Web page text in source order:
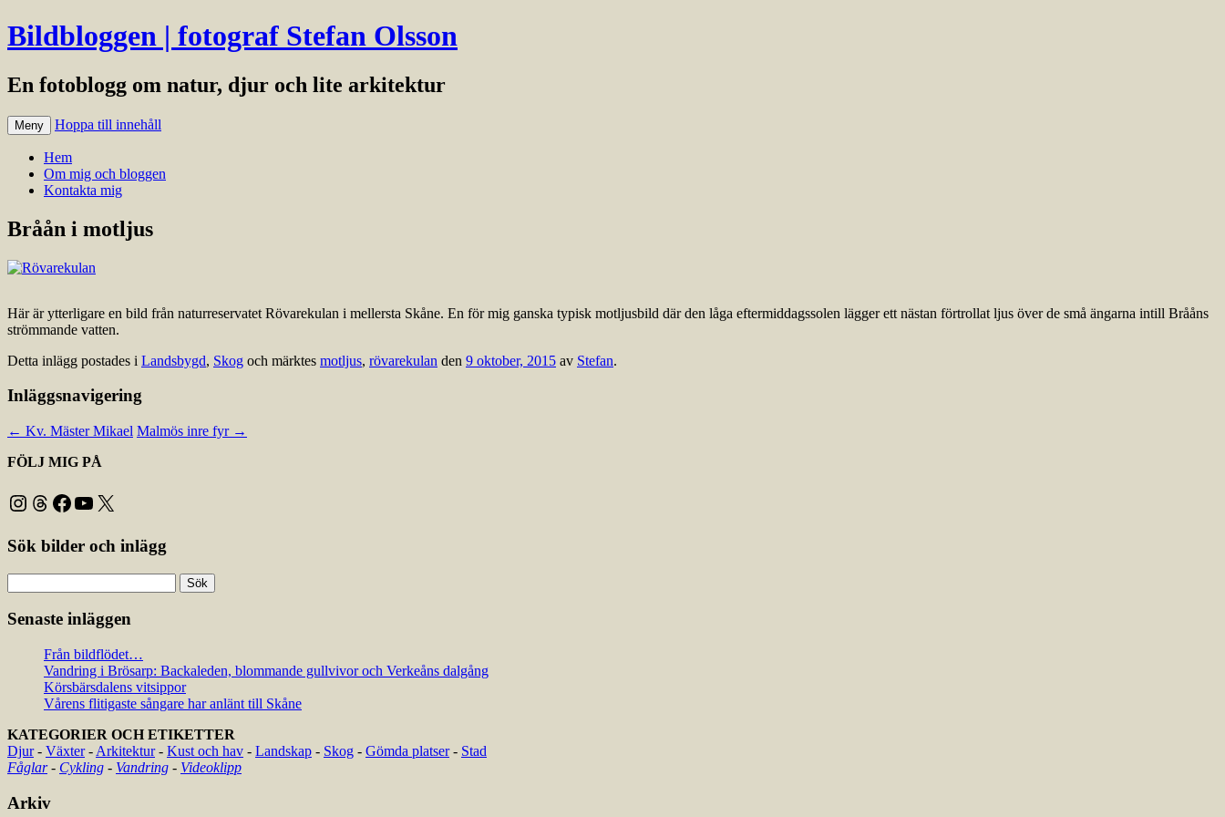
Bildbloggen | fotograf Stefan Olsson
En fotoblogg om natur, djur och lite arkitektur
Meny Hoppa till innehåll
Hem
Om mig och bloggen
Kontakta mig
Bråån i motljus
Här är ytterligare en bild från naturreservatet Rövarekulan i mellersta Skåne. En för mig ganska typisk motljusbild där den låga eftermiddagssolen lägger ett nästan förtrollat ljus över de små ängarna intill Brååns
strömmande vatten.
Detta inlägg postades i Landsbygd, Skog och märktes motljus, rövarekulan den 9 oktober, 2015 av Stefan.
Inläggsnavigering
← Kv. Mäster Mikael Malmös inre fyr →
FÖLJ MIG PÅ
Instagram
Threads
Facebook
YouTube
X
Sök bilder och inlägg
efter:
Senaste inläggen
Från bildflödet…
Vandring i Brösarp: Backaleden, blommande gullvivor och Verkeåns dalgång
Körsbärsdalens vitsippor
Vårens flitigaste sångare har anlänt till Skåne
KATEGORIER OCH ETIKETTER
Djur- Växter- Arkitektur- Kust och hav - Landskap - Skog - Gömda platser- Stad
Fåglar- Cykling - Vandring - Videoklipp
Arkiv